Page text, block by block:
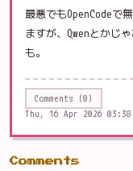
最悪でもOpenCodeで
ますが、Qwenとかじ
も。
Comments (0)
Thu, 16 Apr 2026
Comments